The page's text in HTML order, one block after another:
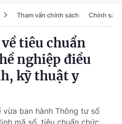
Tham vấn chính sách Chính
tiêu chuẩn
nghiệp điều
kỹ thuật y
vừa ban hành Thông tư số
mã số, tiêu chuẩn chức